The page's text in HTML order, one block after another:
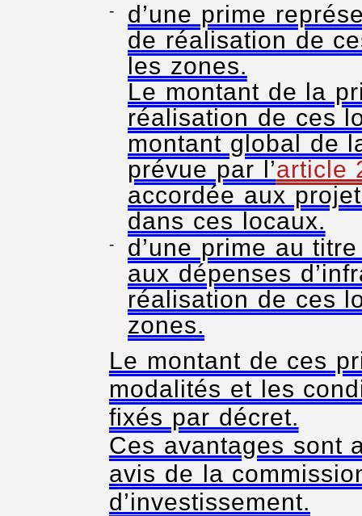
d’une prime
de réalisation de
les zones.
Le montant de la
réalisation de ces
montant global de
prévue par l’article
accordée aux
dans ces locaux.
d’une prime au
aux dépenses
réalisation de ces
zones.
Le montant de ces
modalités et les
fixés par décret.
Ces avantages sont
avis de la
d’investissement.